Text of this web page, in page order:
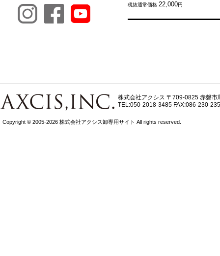
税抜通常価格 22,000円
株式会社アクシス 〒709-0825 赤磐市
TEL:050-2018-3485 FAX:086-230-
Copyright © 2005-2026 株式会社アクシス卸専用サイト All rights reserved.